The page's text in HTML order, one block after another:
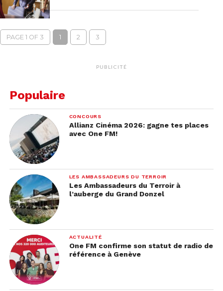
PAGE 1 OF 3 1 2 3
PUBLICITÉ
Populaire
CONCOURS
Allianz Cinéma 2026: gagne tes places
avec One FM!
LES AMBASSADEURS DU TERROIR
Les Ambassadeurs du Terroir à
l’auberge du Grand Donzel
ACTUALITÉ
One FM confirme son statut de radio de
référence à Genève